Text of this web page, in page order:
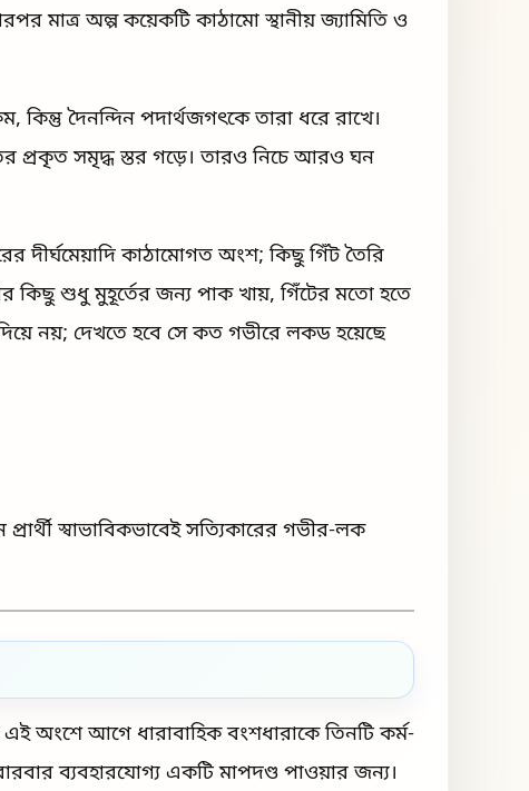
মাত্র অল্প কয়েকটি কাঠামো স্থানীয় জ্যামিতি ও
দৈনন্দিন পদার্থজগৎকে তারা ধরে রাখে।
প্রকৃত সমৃদ্ধ স্তর গড়ে। তারও নিচে আরও ঘন
দীর্ঘমেয়াদি কাঠামোগত অংশ; কিছু গিঁট তৈরি
কিছু শুধু মুহূর্তের জন্য পাক খায়, গিঁটের মতো হতে
নয়; দেখতে হবে সে কত গভীরে লকড হয়েছে
স্বাভাবিকভাবেই সত্যিকারের গভীর-লক
অংশে আগে ধারাবাহিক বংশধারাকে তিনটি কর্ম-
ব্যবহারযোগ্য একটি মাপদণ্ড পাওয়ার জন্য।